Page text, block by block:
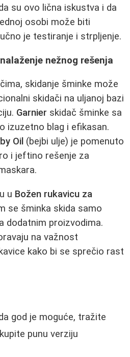
su ovo lična iskustva i da
osobi može biti
je testiranje i strpljenje.
nežnog rešenja
skidanje šminke može
skidači na uljanoj bazi
Garnier skidač šminke sa
izuzetno blag i efikasan.
Oil (bejbi ulje) je pomenuto
i jeftino rešenje za
u Božen rukavicu za
se šminka skida samo
dodatnim proizvodima.
na važnost
kako bi se sprečio rast
god je moguće, tražite
punu verziju